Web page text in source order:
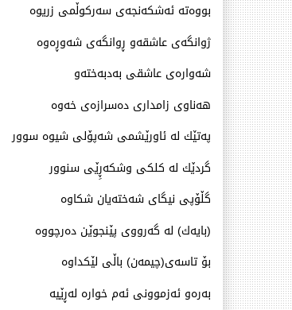
بووه‌ته‌ ئه‌شكه‌نجه‌ی سه‌ركوڵمی زریوه‌
ژوانگه‌ی عاشقه‌و ڕوانگه‌ی شه‌وڕه‌وه‌
شه‌واره‌ی عاشقی به‌دبه‌خته‌و
هه‌ناوی زامداری ده‌سرازه‌ی خه‌وه‌
په‌تێك له‌ ئاورێشمی شه‌پۆلی شیوه‌ سوور
گردێك له‌ كلكی وشكه‌ڕِێی سنوور
گڵۆپی نیگای شه‌خته‌یان شكاوه‌
(بایه‌ك) له‌ گه‌رووی پێنجوێن ده‌رچووه‌
بۆ تاسه‌ی(چیمه‌ن) باڵی لێكداوه‌
به‌ره‌و ئه‌زموونی ئه‌م خواره‌ له‌ڕێیه‌